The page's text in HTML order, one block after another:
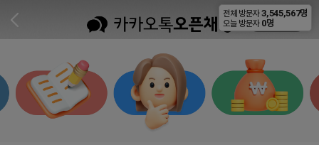
비공개
전체 방문자 3,545,567명
오늘 방문자 0명